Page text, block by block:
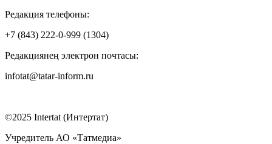
Редакция телефоны:
+7 (843) 222-0-999 (1304)
Редакциянең электрон почтасы:
infotat@tatar-inform.ru
©2025 Intertat (Интертат)
Учредитель АО «Татмедиа»